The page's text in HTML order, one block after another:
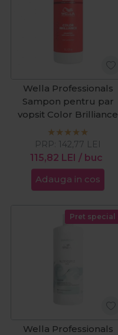
Wella Professionals
Sampon pentru par
vopsit Color Brilliance
Coarse 1000ml
115,82 LEI / buc
PRP: 142,77 LEI
Adauga in cos
Pret special
Wella Professionals